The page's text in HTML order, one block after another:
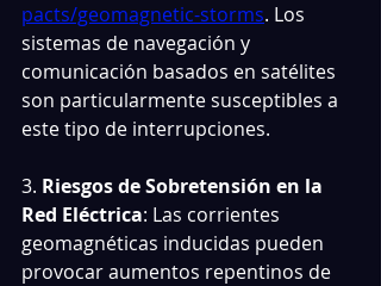
pacts/geomagnetic-storms. Los
sistemas de navegación y
comunicación basados en satélites
son particularmente susceptibles a
este tipo de interrupciones.
3. Riesgos de Sobretensión en la
Red Eléctrica: Las corrientes
geomagnéticas inducidas pueden
provocar aumentos repentinos de